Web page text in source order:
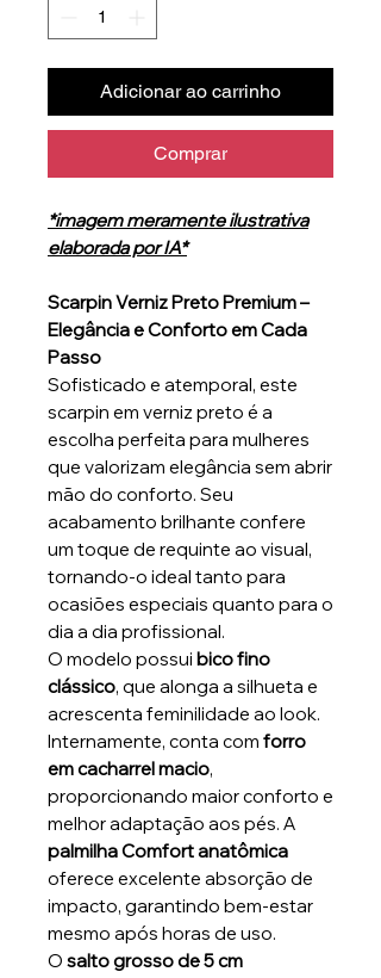
Adicionar ao carrinho
Comprar
*imagem meramente ilustrativa
elaborada por IA*
Scarpin Verniz Preto Premium –
Elegância e Conforto em Cada
Passo
Sofisticado e atemporal, este
scarpin em verniz preto é a
escolha perfeita para mulheres
que valorizam elegância sem abrir
mão do conforto. Seu
acabamento brilhante confere
um toque de requinte ao visual,
tornando-o ideal tanto para
ocasiões especiais quanto para o
dia a dia profissional.
O modelo possui bico fino
clássico, que alonga a silhueta e
acrescenta feminilidade ao look.
Internamente, conta com forro
em cacharrel macio,
proporcionando maior conforto e
melhor adaptação aos pés. A
palmilha Comfort anatômica
oferece excelente absorção de
impacto, garantindo bem-estar
mesmo após horas de uso.
O salto grosso de 5 cm